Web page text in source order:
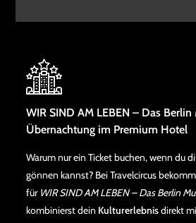
WIR SIND AM LEBEN – Das
Übernachtung im Premium Hotel
Warum nur ein Ticket buchen, wenn du
gönnen kannst? Bei Travelcircus
für WIR SIND AM LEBEN – Das Berlin
kombinierst dein Kulturerlebnisdirekt